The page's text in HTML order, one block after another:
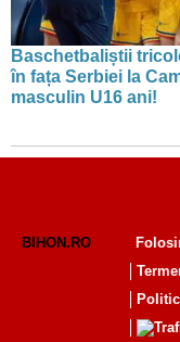
Baschetbaliștii
în fața Serbiei la
masculin U16 ani!
BIHON.RO